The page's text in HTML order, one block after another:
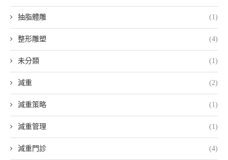
抽脂體雕 (1)
整形雕塑 (4)
未分類 (1)
減重 (2)
減重策略 (1)
減重管理 (1)
減重門診 (4)